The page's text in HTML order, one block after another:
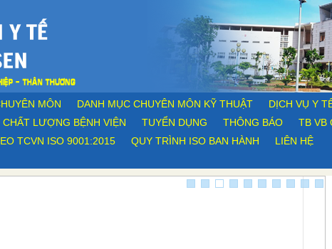
MÔN DANH MỤC CHUYÊN MÔN KỸ THUẬT
DỊCH VỤ Y
CHẤT LƯỢNG BỆNH VIỆN TUYỂN DỤNG THÔNG BÁO
TB VB
TCVN ISO 9001:2015 QUY TRÌNH ISO BAN HÀNH LIÊN HỆ